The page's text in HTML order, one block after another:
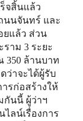
ร็จสิ้นแล้ว
นนจันทร์ และ
ยแล้ว ส่วน
าม 3 ระยะ
350 ล้านบาท
ว่าจะได้ผู้รับ
รก่อสร้างให้
กันนี้ ผู้ว่าฯ
ลน์เรื่องการ